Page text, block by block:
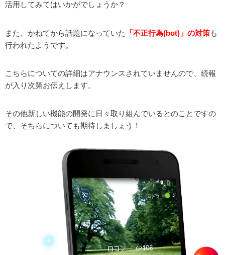
活用してみてはいかがでしょうか？
また、かねてから話題になっていた 「不正行為(bot)」の対策も
行われたようです。
こちらについての詳細はアナウンスされていませんので、続報
が入り次第お伝えします。
その他新しい機能の開発に日々取り組んでいるとのことですの
で、そちらについても期待しましょう！